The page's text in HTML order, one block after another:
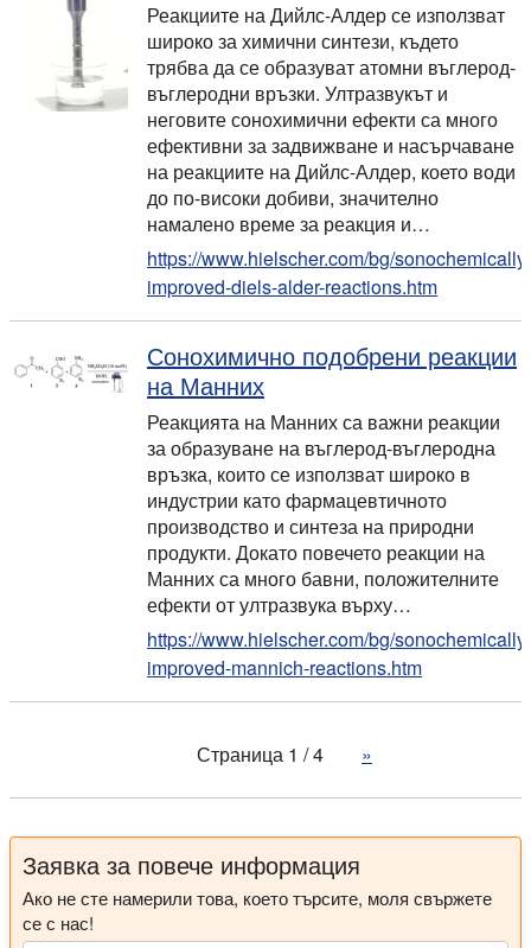
Реакциите на Дийлс-Алдер се използват
широко за химични синтези, където
трябва да се образуват атомни въглерод-
въглеродни връзки. Ултразвукът и
неговите сонохимични ефекти са много
ефективни за задвижване и насърчаване
на реакциите на Дийлс-Алдер, което води
до по-високи добиви, значително
намалено време за реакция и…
https://www.hielscher.com/bg/sonochemically-
improved-diels-alder-reactions.htm
Сонохимично подобрени реакции
на Манних
Реакцията на Манних са важни реакции
за образуване на въглерод-въглеродна
връзка, които се използват широко в
индустрии като фармацевтичното
производство и синтеза на природни
продукти. Докато повечето реакции на
Манних са много бавни, положителните
ефекти от ултразвука върху…
https://www.hielscher.com/bg/sonochemically-
improved-mannich-reactions.htm
Страница 1 / 4 »
Заявка за повече информация
Ако не сте намерили това, което търсите, моля свържете
се с нас!